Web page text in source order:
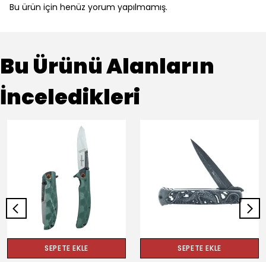
Bu ürün için henüz yorum yapılmamış.
Bu Ürünü Alanların
İnceledikleri
SEPETE EKLE SEPETE EKLE